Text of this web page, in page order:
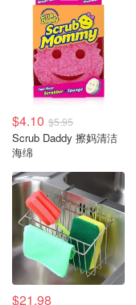
$4.10 $5.95
Scrub Daddy 擦妈清洁
海绵
$21.98